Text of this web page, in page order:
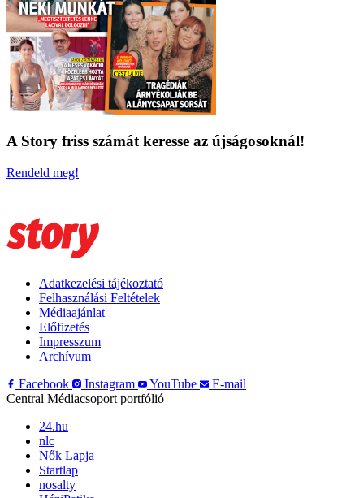
A Story friss számát keresse az újságosoknál!
Rendeld meg!
Adatkezelési tájékoztató
Felhasználási Feltételek
Médiaajánlat
Előfizetés
Impresszum
Archívum
Facebook
Instagram YouTube
E-mail
Central Médiacsoport portfólió
24.hu
nlc
Nők Lapja
Startlap
nosalty